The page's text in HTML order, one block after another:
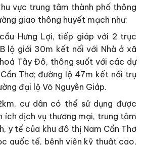
vực trung tâm thành phố thông
giao thông huyết mạch như:
Hưng Lợi, tiếp giáp với 2 trục
lộ giới 30m kết nối với Nhà ở xã
Tây Đô, thông suốt với các dự
Thơ; đường lộ 47m kết nối trụ
đại lộ Võ Nguyên Giáp.
cư dân có thể sử dụng được
ích dịch vụ thương mại, trung tâm
y tế của khu đô thị Nam Cần Thơ
quốc tế, bệnh viện kỹ thuật cao,